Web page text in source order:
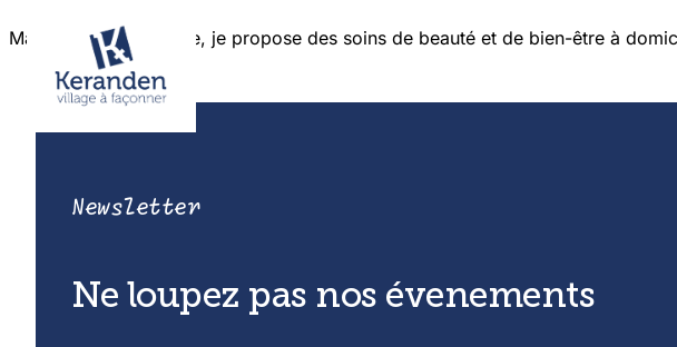
Marilyne, esthéticienne, je propose des soins de beauté et de bien-être à
Newsletter
Ne loupez pas nos évenements